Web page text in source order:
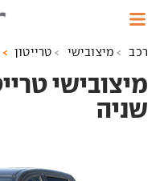
רכב מיצובישי טרייטון
שניה